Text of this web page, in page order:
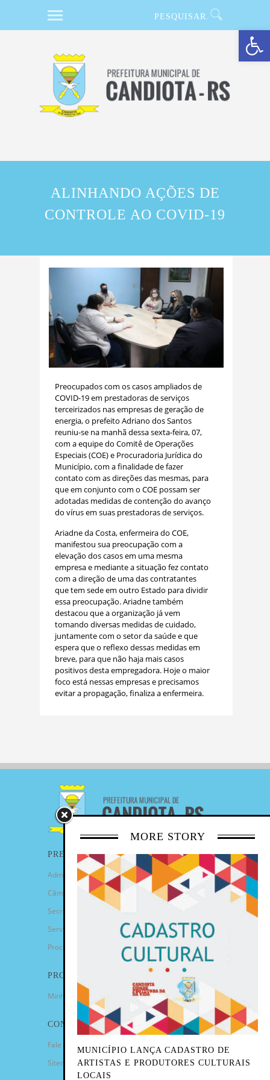
Barra de Ferramentas Aberta
ALINHANDO AÇÕES DE
CONTROLE AO COVID-19
Preocupados com os casos ampliados de
COVID-19 em prestadoras de serviços
terceirizados nas empresas de geração de
energia, o prefeito Adriano dos Santos
reuniu-se na manhã dessa sexta-feira, 07,
com a equipe do Comitê de Operações
Especiais (COE) e Procuradoria Jurídica do
Município, com a finalidade de fazer
contato com as direções das mesmas, para
que em conjunto com o COE possam ser
adotadas medidas de contenção do avanço
do vírus em suas prestadoras de serviços.
Ariadne da Costa, enfermeira do COE,
manifestou sua preocupação com a
elevação dos casos em uma mesma
empresa e mediante a situação fez contato
com a direção de uma das contratantes
que tem sede em outro Estado para dividir
essa preocupação. Ariadne também
destacou que a organização já vem
tomando diversas medidas de cuidado,
juntamente com o setor da saúde e que
espera que o reflexo dessas medidas em
breve, para que não haja mais casos
positivos desta empregadora. Hoje o maior
foco está nessas empresas e precisamos
evitar a propagação, finaliza a enfermeira.
MORE STORY
MUNICÍPIO LANÇA CADASTRO DE
ARTISTAS E PRODUTORES CULTURAIS
LOCAIS
PREFEITURA
Administração Municipal
Câmara de Vereadores
Secretarias
Serviços
Procuradoria Geral
PROGRAMAS
Minha Casa Minha Vida
CONTATO
Fale Conosco
Sitemap